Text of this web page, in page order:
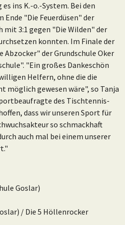
ins K.-o.-System. Bei den
"Die Feuerdüsen" der
mit 3:1 gegen "Die Wilden" der
konnten. Im Finale der
der Grundschule Oker
"Ein großes Dankeschön
Helfern, ohne die die
möglich gewesen wäre", so Tanja
des Tischtennis-
dass wir unseren Sport für
so schmackhaft
auch mal bei einem unserer
Goslar)
/ Die 5 Höllenrocker